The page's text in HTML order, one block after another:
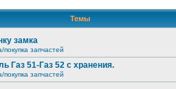
Темы
замка
запчастей
Газ 51-Газ 52 с хранения.
запчастей